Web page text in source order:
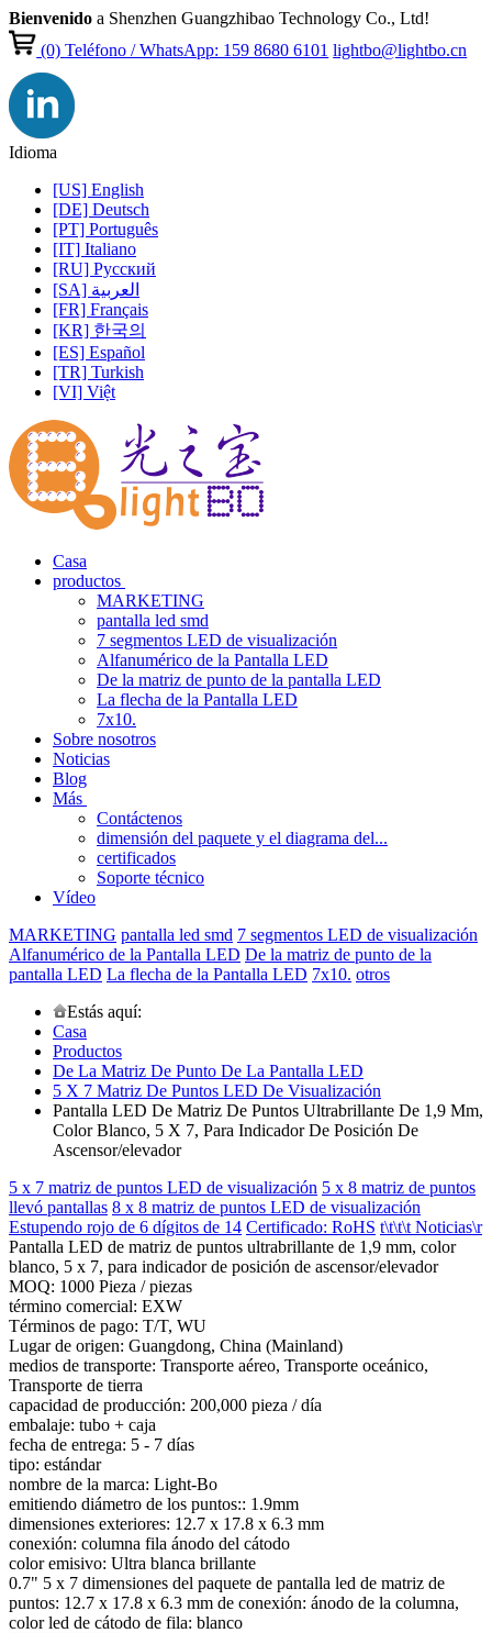
Bienvenido a Shenzhen Guangzhibao Technology Co., Ltd!
(0)Teléfono / WhatsApp: 159 8680 6101 lightbo@lightbo.cn
Idioma
[US] English
[DE] Deutsch
[PT] Português
[IT] Italiano
[RU] Pусский
[SA] العربية
[FR] Français
[KR] 한국의
[ES] Español
[TR] Turkish
[VI] Việt
Casa
productos
MARKETING
pantalla led smd
7 segmentos LED de visualización
Alfanumérico de la Pantalla LED
De la matriz de punto de la pantalla LED
La flecha de la Pantalla LED
7x10.
Sobre nosotros
Noticias
Blog
Más
Contáctenos
dimensión del paquete y el diagrama del...
certificados
Soporte técnico
Vídeo
MARKETING pantalla led smd 7 segmentos LED de visualización
Alfanumérico de la Pantalla LED De la matriz de punto de la
pantalla LED La flecha de la Pantalla LED 7x10. otros
Estás aquí:
Casa
Productos
De La Matriz De Punto De La Pantalla LED
5 X 7 Matriz De Puntos LED De Visualización
Pantalla LED De Matriz De Puntos Ultrabrillante De 1,9 Mm,
Color Blanco, 5 X 7, Para Indicador De Posición De
Ascensor/elevador
5 x 7 matriz de puntos LED de visualización 5 x 8 matriz de puntos
llevó pantallas 8 x 8 matriz de puntos LED de visualización
Estupendo rojo de 6 dígitos de 14 Certificado: RoHS t\t\t\t Noticias\r
Pantalla LED de matriz de puntos ultrabrillante de 1,9 mm, color
blanco, 5 x 7, para indicador de posición de ascensor/elevador
MOQ: 1000 Pieza / piezas
término comercial: EXW
Términos de pago: T/T, WU
Lugar de origen: Guangdong, China (Mainland)
medios de transporte: Transporte aéreo, Transporte oceánico,
Transporte de tierra
capacidad de producción: 200,000 pieza / día
embalaje: tubo + caja
fecha de entrega: 5 - 7 días
tipo: estándar
nombre de la marca: Light-Bo
emitiendo diámetro de los puntos:: 1.9mm
dimensiones exteriores: 12.7 x 17.8 x 6.3 mm
conexión: columna fila ánodo del cátodo
color emisivo: Ultra blanca brillante
0.7" 5 x 7 dimensiones del paquete de pantalla led de matriz de
puntos: 12.7 x 17.8 x 6.3 mm de conexión: ánodo de la columna,
color led de cátodo de fila: blanco